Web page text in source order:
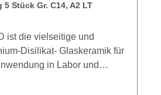
5 Stück Gr. C14, A2 LT
ist die vielseitige und
Disilikat- Glaskeramik für
in Labor und
Einzelzahnrestaurationen